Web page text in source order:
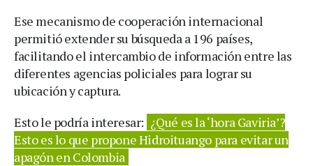
Ese mecanismo de cooperación internacional
permitió extender su búsqueda a 196 países,
facilitando el intercambio de información entre las
diferentes agencias policiales para lograr su
ubicación y captura.
Esto le podría interesar: ¿Qué es la ‘hora Gaviria’?
Esto es lo que propone Hidroituango para evitar un
apagón en Colombia